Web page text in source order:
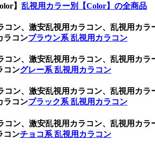
】 乱視用カラー別【Color】の全商品
ン、激安乱視用カラコン、乱視用カ
ラコンブラウン系 乱視用カラコン
ン、激安乱視用カラコン、乱視用カ
コングレー系 乱視用カラコン
ン、激安乱視用カラコン、乱視用カ
ラコンブラック系 乱視用カラコン
ン、激安乱視用カラコン、乱視用カ
コンチョコ系 乱視用カラコン